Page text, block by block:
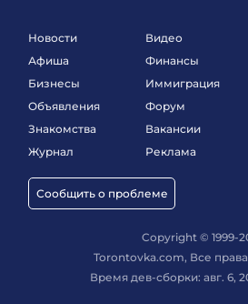
Новости
Афиша
Бизнесы
Объявления
Знакомства
Журнал
Сообщить о проблеме
Видео
Финансы
Иммиграция
Форум
Вакансии
Реклама
Copyright © 1999-
Torontovka.com, Все
Время дев-сборки: авг. 6,